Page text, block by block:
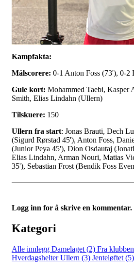
Kampfakta:
Målscorere: 0-1 Anton Foss (73'), 0-2
Gule kort: Mohammed Taebi, Kasper
Smith, Elias Lindahn (Ullern)
Tilskuere: 150
Ullern fra start: Jonas Brauti, Dech
(Sigurd Rørstad 45'), Anton Foss,
(Junior Peya 45'), Dion Osdautaj
Elias Lindahn, Arman Nouri, Matias
35'), Sebastian Frost (Bendik Foss
Logg inn for å skrive en kommentar.
Kategori
Alle innlegg Damelaget (2) Fra
Hverdagshelter Ullern (3) Jenteløftet (5)